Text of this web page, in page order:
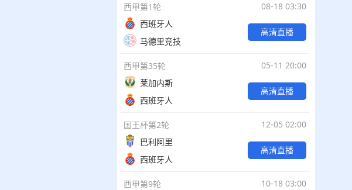
西甲第1轮
08-18 03:30
西班牙人
马德里竞技
高清直播
西甲第35轮
05-11 20:00
莱加内斯
西班牙人
高清直播
国王杯第2轮
12-05 02:00
巴利阿里
西班牙人
高清直播
西甲第9轮
10-18 03:00